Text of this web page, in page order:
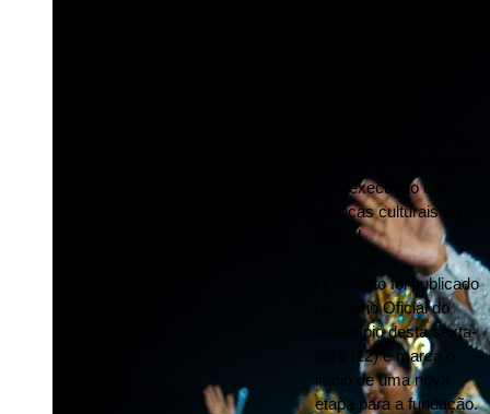
pela execução das
políticas culturais da
capital.
O decreto foi publicado
no Diário Oficial do
Município desta sexta-
feira (12) e marca o
início de uma nova
etapa para a fundação.